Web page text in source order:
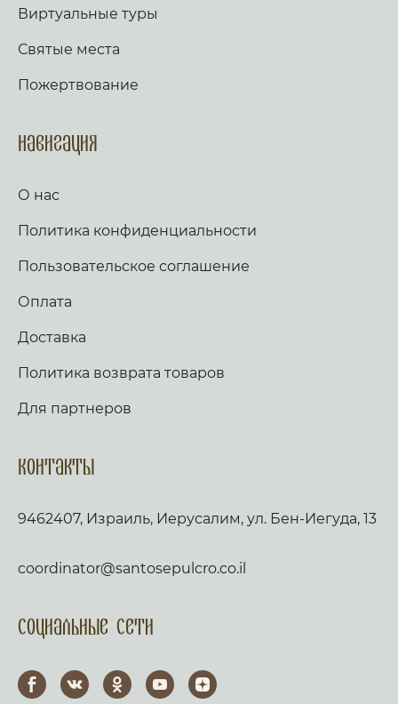
вопросом. Письма помещаются в Стену Плача,
Благодатным огнем.
товаров, освященных на камне Миропомазания.
Виртуальные туры
Святые места
Пожертвование
Навигация
О нас
Политика конфиденциальности
Пользовательское соглашение
Оплата
Доставка
Политика возврата товаров
Для партнеров
Контакты
9462407, Израиль, Иерусалим, ул. Бен-Иегуда, 13
coordinator@santosepulcro.co.il
Социальные сети